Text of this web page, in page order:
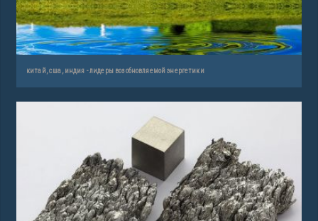
китай, сша, индия - лидеры возобновляемой энергетики